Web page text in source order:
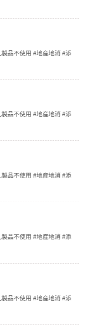
製品不使用 地産地消 添
製品不使用 地産地消 添
製品不使用 地産地消 添
製品不使用 地産地消 添
製品不使用 地産地消 添
座・クラス
望される方へ